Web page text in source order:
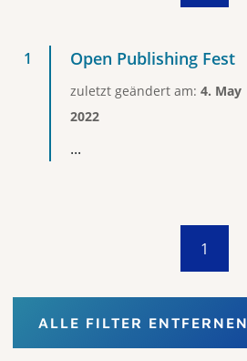
Open Publishing Fest
zuletzt geändert am: 4. May
2022
...
1
ALLE FILTER ENTFERNEN